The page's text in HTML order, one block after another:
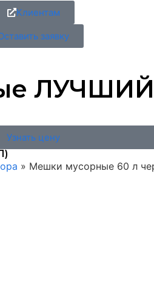
Клиентам
заявку
Узнать цену
» Мешки мусорные 60 л